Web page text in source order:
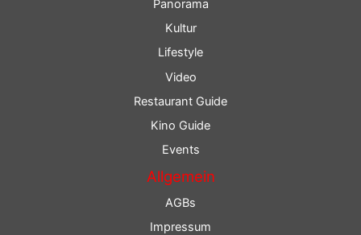
Panorama
Kultur
Lifestyle
Video
Restaurant Guide
Kino Guide
Events
Allgemein
AGBs
Impressum